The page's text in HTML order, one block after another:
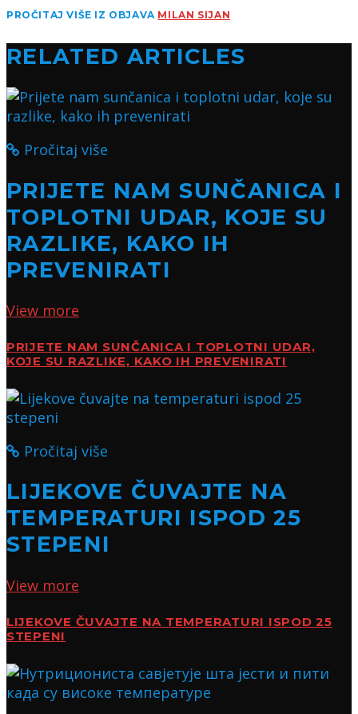
PROČITAJ VIŠE IZ OBJAVA MILAN SIJAN
RELATED ARTICLES
Pročitaj više
PRIJETE NAM SUNČANICA I
TOPLOTNI UDAR, KOJE SU
RAZLIKE, KAKO IH
PREVENIRATI
View more
PRIJETE NAM SUNČANICA I TOPLOTNI UDAR,
KOJE SU RAZLIKE, KAKO IH PREVENIRATI
Pročitaj više
LIJEKOVE ČUVAJTE NA
TEMPERATURI ISPOD 25
STEPENI
View more
LIJEKOVE ČUVAJTE NA TEMPERATURI ISPOD 25
STEPENI